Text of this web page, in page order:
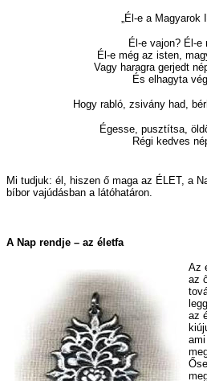
„Él-e a Magyarok
Él-e vajon? Él-e
Él-e még az isten,
Vagy haragra gerjedt
És elhagyta
Hogy rabló, zsivány had,
Égesse, pusztítsa,
Régi kedves
Mi tudjuk: él, hiszen ő maga az ÉLET, a
bíbor vajúdásban a látóhatáron.
A Nap rendje – az életfa
Az
az
az